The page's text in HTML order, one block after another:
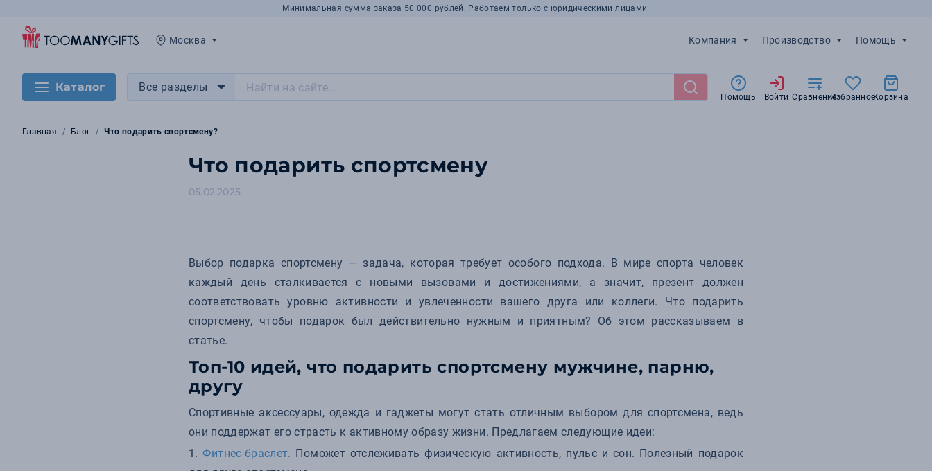
Минимальная сумма заказа 50 000 рублей. Работаем только с юридическими лицами.
Москва Компания Производство Помощь
Каталог Все разделы
Помощь Войти СравнениеИзбранноеКорзина
Главная Блог Что подарить спортсмену?
Что подарить спортсмену
05.02.2025
Выбор подарка спортсмену — задача, которая требует особого подхода. В мире спорта человек
каждый день сталкивается с новыми вызовами и достижениями, а значит, презент должен
соответствовать уровню активности и увлеченности вашего друга или коллеги. Что подарить
спортсмену, чтобы подарок был действительно нужным и приятным? Об этом рассказываем в
статье.
Топ-10 идей, что подарить спортсмену мужчине, парню,
другу
Спортивные аксессуары, одежда и гаджеты могут стать отличным выбором для спортсмена, ведь
они поддержат его страсть к активному образу жизни. Предлагаем следующие идеи:
Фитнес-браслет. Поможет отслеживать физическую активность, пульс и сон. Полезный подарок